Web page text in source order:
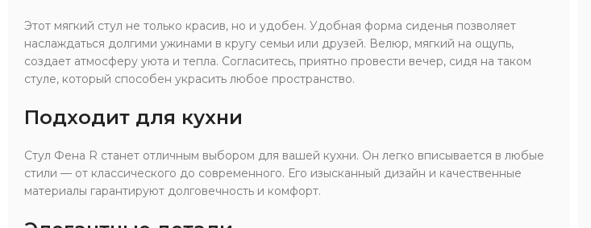
Этот мягкий стул не только красив, но и удобен. Удобная форма сиденья позволяет
наслаждаться долгими ужинами в кругу семьи или друзей. Велюр, мягкий на ощупь,
создает атмосферу уюта и тепла. Согласитесь, приятно провести вечер, сидя на таком
стуле, который способен украсить любое пространство.
Подходит для кухни
Стул Фена R станет отличным выбором для вашей кухни. Он легко вписывается в любые
стили — от классического до современного. Его изысканный дизайн и качественные
материалы гарантируют долговечность и комфорт.